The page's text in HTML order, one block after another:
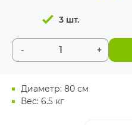
Диаметр: 80 см
Вес: 6.5 кг
- +
3 шт.